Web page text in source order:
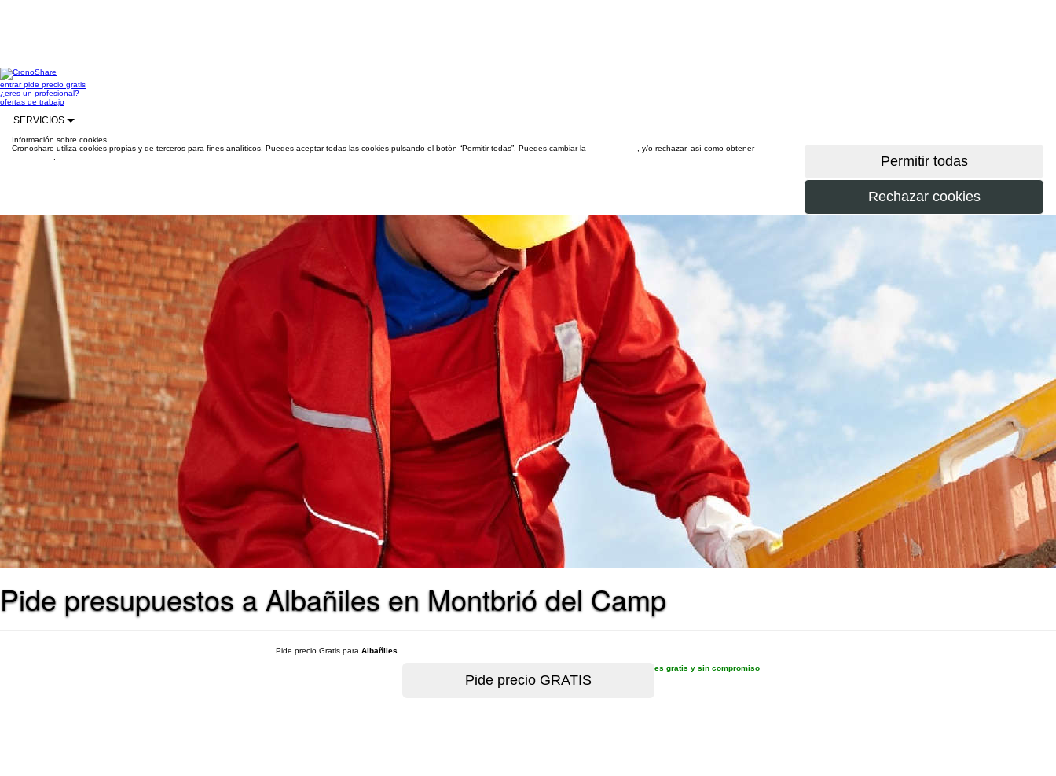
entrarpide precio gratis
¿eres un profesional?
ofertas de trabajo
SERVICIOS
Información sobre cookies
Cronoshare utiliza cookies propias y de terceros para fines analíticos. Puedes aceptar todas las cookies pulsando el botón “Permitir todas”. Puedes cambiar la
, y/o rechazar, así como obtener
Pide presupuestos a Albañiles en Montbrió del Camp
Pide precio Gratis para Albañiles
es gratis y sin compromiso